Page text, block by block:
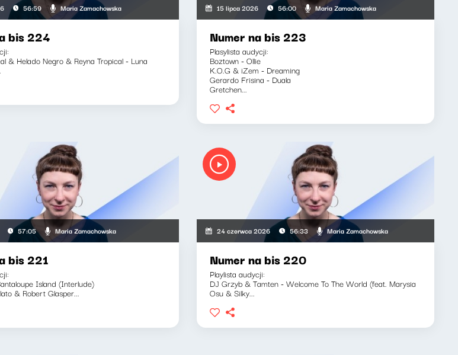
56:59 Maria Zamachowska
bis 224
& Helado Negro & Reyna Tropical - Luna
15 lipca 2026 56:00 Maria Zamachowska
Numer na bis 223
Plasylista audycji:
Boztown - Ollie
K.O.G & iZem - Dreaming
Gerardo Frisina - Duala
Gretchen...
57:05 Maria Zamachowska
bis 221
Island (Interlude)
& Robert Glasper...
24 czerwca 2026 56:33 Maria Zamachowska
Numer na bis 220
Playlista audycji:
DJ Grzyb & Tamten - Welcome To The World (feat. Marysia
Osu & Silky...